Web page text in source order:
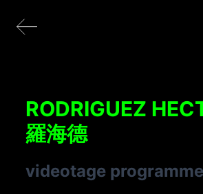
RODRIGUEZ
羅海德
videotage